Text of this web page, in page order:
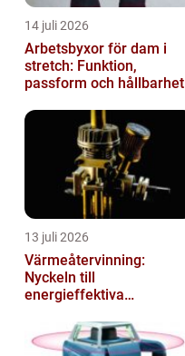
14 juli 2026
Arbetsbyxor för dam i
stretch: Funktion,
passform och hållbarhet
13 juli 2026
Värmeåtervinning:
Nyckeln till
energieffektiva